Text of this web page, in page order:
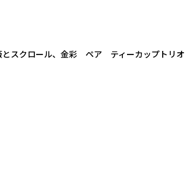
スクロール、金彩 ペア ティーカップトリオ